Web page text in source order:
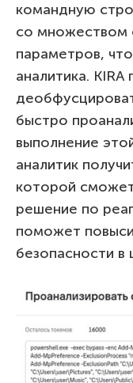
командную
со множеством
параметров,
аналитика.
быстро
выполнение
аналитик
которой
решение по
поможет
безопасности в